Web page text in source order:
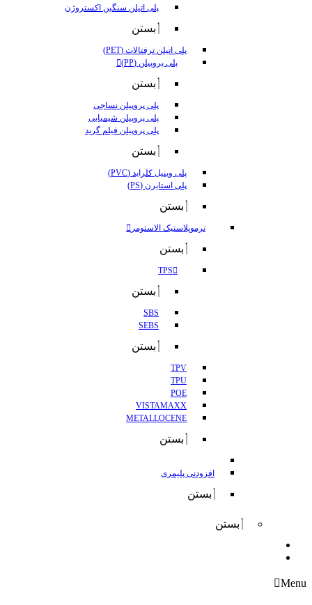
پلی اتیلن سنگین اکستروژن
بستن
پلی اتیلن ترفتالات (PET)
پلی پروپیلن (PP)
بستن
پلی پروپیلن نساجی
پلی پروپیلن شیمیایی
پلی پروپیلن فیلم گرید
بستن
پلی وینیل کلراید (PVC)
پلی استایرن (PS)
بستن
ترموپلاستیک الاستومر
بستن
TPS
بستن
SBS
SEBS
بستن
TPV
TPU
POE
VISTAMAXX
METALLOCENE
بستن
افزودنی پلیمری
بستن
بستن
Menu